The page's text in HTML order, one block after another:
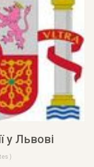
у Львові
)